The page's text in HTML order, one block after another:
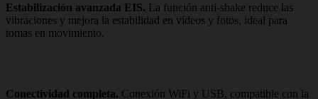
Estabilización avanzada EIS. La función anti-shake reduce las
vibraciones y mejora la estabilidad en vídeos y fotos, ideal para
tomas en movimiento.
Conectividad completa. Conexión WiFi y USB, compatible con la